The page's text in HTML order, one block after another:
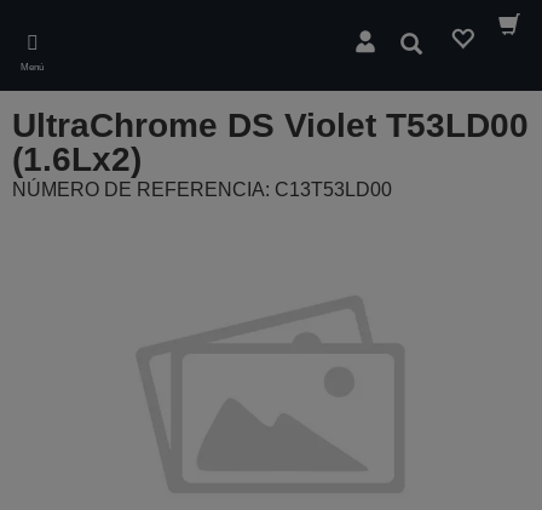
main
content
Menú
Buscar
UltraChrome DS Violet T53LD00
(1.6Lx2)
NÚMERO DE REFERENCIA: C13T53LD00